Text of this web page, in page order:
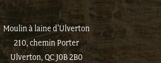
Moulin à laine d'Ulverton
210, chemin Porter
Ulverton, QC J0B 2B0